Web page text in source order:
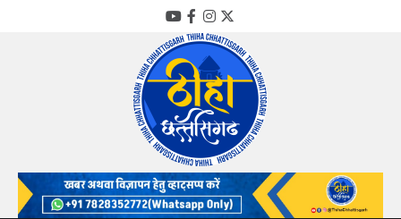
YouTube
Facebook
Instagram
Twitter
Thiha Chhattisgarh
गोठ जन-जन के